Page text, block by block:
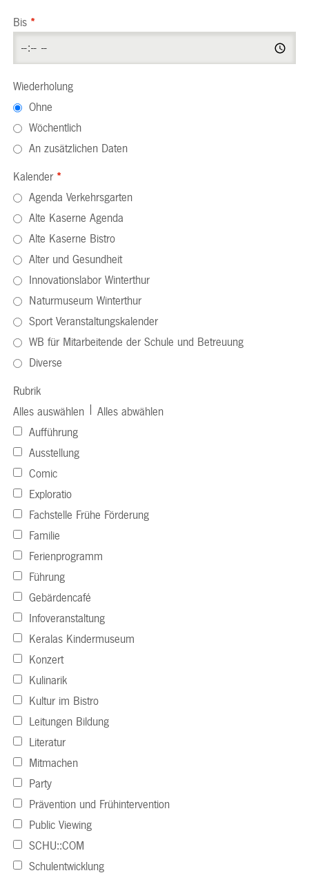
Bis *
Wiederholung
Ohne
Wöchentlich
An zusätzlichen Daten
Kalender *
Agenda Verkehrsgarten
Alte Kaserne Agenda
Alte Kaserne Bistro
Alter und Gesundheit
Innovationslabor Winterthur
Naturmuseum Winterthur
Sport Veranstaltungskalender
WB für Mitarbeitende der Schule und Betreuung
Diverse
Rubrik
Alles auswählen
Alles abwählen
Aufführung
Ausstellung
Comic
Exploratio
Fachstelle Frühe Förderung
Familie
Ferienprogramm
Führung
Gebärdencafé
Infoveranstaltung
Keralas Kindermuseum
Konzert
Kulinarik
Kultur im Bistro
Leitungen Bildung
Literatur
Mitmachen
Party
Prävention und Frühintervention
Public Viewing
SCHU::COM
Schulentwicklung